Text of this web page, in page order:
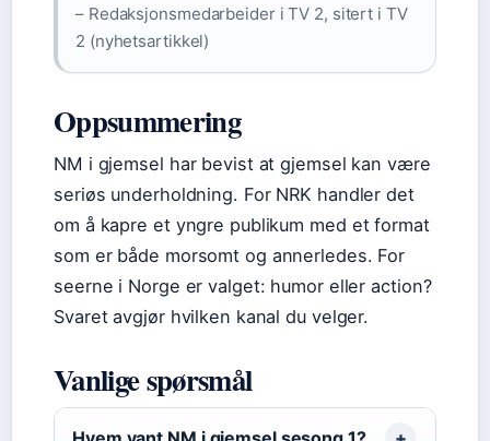
– Redaksjonsmedarbeider i TV 2, sitert i TV
2 (nyhetsartikkel)
Oppsummering
NM i gjemsel har bevist at gjemsel kan være
seriøs underholdning. For NRK handler det
om å kapre et yngre publikum med et format
som er både morsomt og annerledes. For
seerne i Norge er valget: humor eller action?
Svaret avgjør hvilken kanal du velger.
Vanlige spørsmål